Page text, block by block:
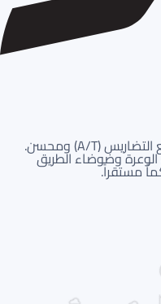
إطار GRANDLAND A-T+ هو إطار لجميع التضاريس (A/T) ومحسن.
وضوضاء الطريق
مستقراً.